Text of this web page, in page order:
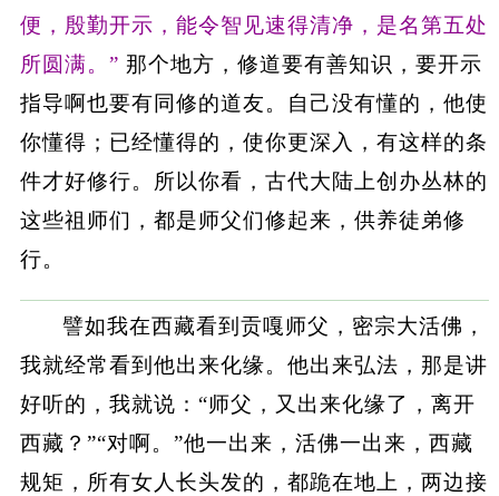
便，殷勤开示，能令智见速得清净，是名第五处
所圆满。” 那个地方，修道要有善知识，要开示
指导啊也要有同修的道友。自己没有懂的，他使
你懂得；已经懂得的，使你更深入，有这样的条
件才好修行。所以你看，古代大陆上创办丛林的
这些祖师们，都是师父们修起来，供养徒弟修
行。
譬如我在西藏看到贡嘎师父，密宗大活佛，
我就经常看到他出来化缘。他出来弘法，那是讲
好听的，我就说：“师父，又出来化缘了，离开
西藏？”“对啊。”他一出来，活佛一出来，西藏
规矩，所有女人长头发的，都跪在地上，两边接